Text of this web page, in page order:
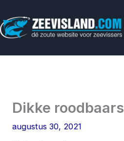
naar
de
Dikke roodbaars
augustus 30, 2021